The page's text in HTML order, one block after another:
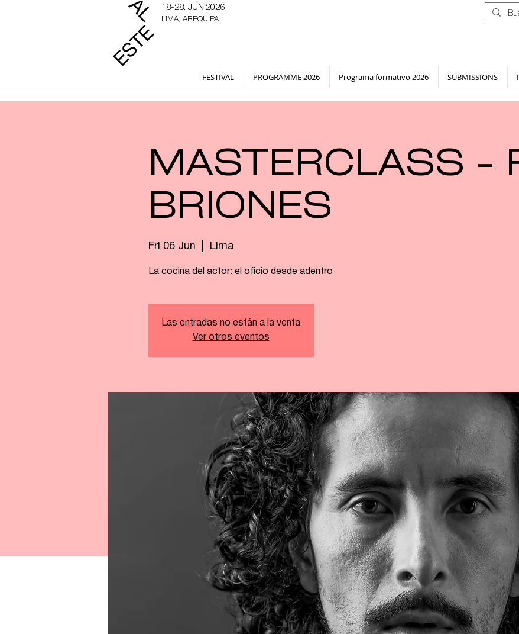
18-28. JUN.2026
LIMA, AREQUIPA
FESTIVAL PROGRAMME 2026 Programa formativo 2026 SUBMISSIONS
MASTERCLASS -
BRIONES
Fri 06 Jun Lima
La cocina del actor: el oficio desde adentro
Las entradas no están a la venta
Ver otros eventos